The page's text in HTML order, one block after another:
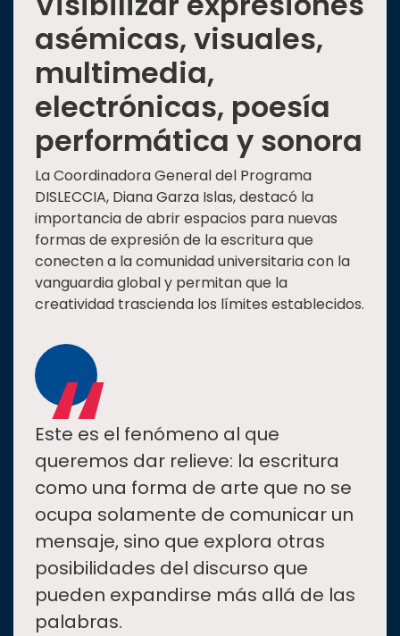
asémicas, visuales,
multimedia,
electrónicas, poesía
performática y sonora
La Coordinadora General del Programa
DISLECCIA, Diana Garza Islas, destacó la
importancia de abrir espacios para nuevas
formas de expresión de la escritura que
conecten a la comunidad universitaria con la
vanguardia global y permitan que la
creatividad trascienda los límites establecidos.
“
Este es el fenómeno al que
queremos dar relieve: la escritura
como una forma de arte que no se
ocupa solamente de comunicar un
mensaje, sino que explora otras
posibilidades del discurso que
pueden expandirse más allá de las
palabras.